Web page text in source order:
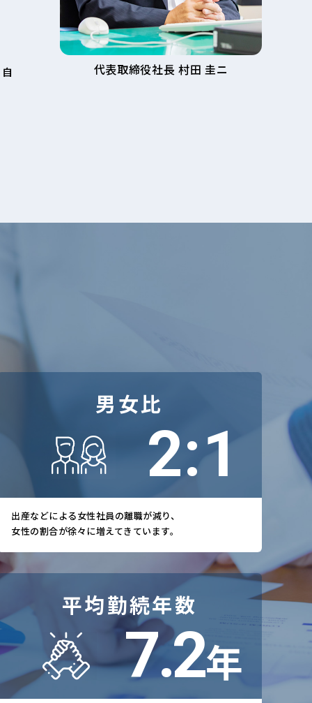
代表取締役社長 村田 圭ニ
男女比
5:3
出産などによる女性社員の離職が減り、
女性の割合が徐々に増えてきています。
平均勤続年数
15.8年